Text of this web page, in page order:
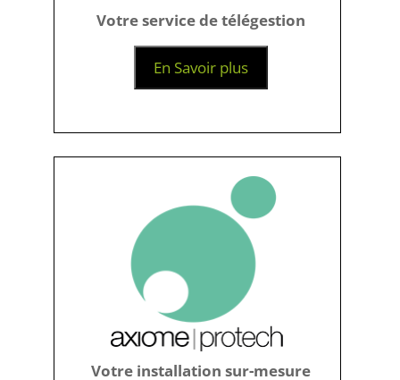
Votre service de télégestion
En Savoir plus
Votre installation sur-mesure